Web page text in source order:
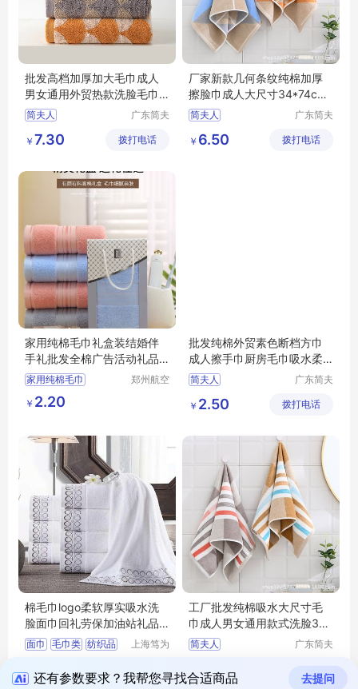
批发高档加厚加大毛巾成人
男女通用外贸热款洗脸毛巾
纯棉
简夫人
广东简夫
限公司
￥ 7.30 拨打电话
厂家新款几何条纹纯棉加厚
擦脸巾成人大尺寸34*74cm
家庭毛巾
简夫人
广东简夫
限公司
￥ 6.50 拨打电话
家用纯棉毛巾礼盒装结婚伴
手礼批发全棉广告活动礼品
毛巾刺绣logo
家用纯棉毛巾
礼盒装结婚伴手礼
郑州航空
￥ 2.20
批发纯棉外贸素色断档方巾
成人擦手巾厨房毛巾吸水柔
软家用
简夫人
广东简夫
限公司
￥ 2.50 拨打电话
棉毛巾logo柔软厚实吸水洗
脸面巾回礼劳保加油站礼品
成人
面巾 毛巾类 纺织品
上海笃为
限公司
￥ 20.00
工厂批发纯棉吸水大尺寸毛
巾成人男女通用款式洗脸34*
75cm
简夫人
广东简夫
限公司
￥ 6.40
还有参数要求？我帮您寻找合适商品 去提问